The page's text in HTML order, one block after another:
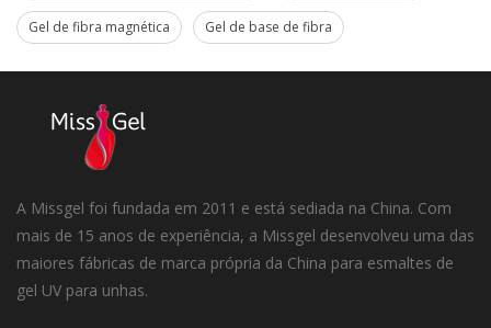
Gel de fibra magnética Gel de base de fibra
A Missgel foi fundada em 2011 e está sediada na China. Com
mais de 15 anos de experiência, a Missgel desenvolveu uma das
maiores fábricas de marca própria da China para esmaltes de
gel UV para unhas.